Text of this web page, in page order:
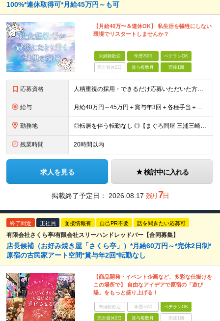
100%*連休取得可*月給45万円～も可
【月給40万〜＆連休OK】 私生活を犠牲にしない
環境でリスタートしませんか？
未経験歓迎 学歴不問 ベテランOK
完全週休2日 賞与複数月 面接1回
応募資格 人柄重視の採用・できるだけ応募いただいた方とお会いしてます！ ■学歴不問／ブランクOK ■飲食業界での勤務経験がある方 ★マネジメント経験者は優遇いたします ＼こんな方にピッタリ／ ◎チームをまと
給与 月給40万円～45万円＋賞与年3回＋各種手当＋交通費 ※前職給与・経験・スキルを考慮の上、決定いたします ※上記金額には固定残業代（63時間分／148,451円）を含みます。超過分は別途全額支給しま
勤務地 ◎転居を伴う転勤なし ◎【まぐろ問屋 三浦三崎港・めぐみ水産・恵み】のいずれかの店舗への配属となります ■マークイズみなとみらい店 神奈川県横浜市西区みなとみらい3-5-1 MARK IS みなとみ
残業時間 20時間以内
求人を見る 検討中に入れる
掲載終了予定日： 2026.08.17 残り7日
終了間近 正社員 面接情報有 自己PR不要 話を聞きたい応募可
有限会社さくら亭/有限会社スリーハンドレッドバー【合同募集】
店長候補（お好み焼き屋「さくら亭」）*月給60万円～*完休2日制*
原宿の古民家アート空間*賞与年2回*転勤なし
【商品開発・イベント企画など、多彩な仕掛けを
この場所で】 自由なアイデアで原宿の「遊び
場」をもっと盛り上げる！
未経験歓迎 学歴不問 ベテランOK
完全週休2日 賞与複数月 面接1回